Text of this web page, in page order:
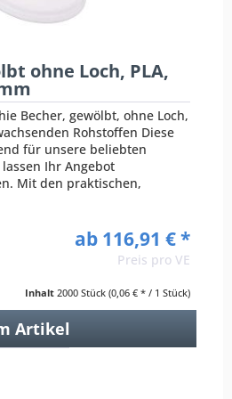
ohne Loch, PLA,
Becher, gewölbt, ohne Loch,
Rohstoffen Diese
für unsere beliebten
Ihr Angebot
Mit den praktischen,
ab 116,91 € *
Preis pro VE
Inhalt 2000 Stück (0,06 € * / 1 Stück)
Artikel